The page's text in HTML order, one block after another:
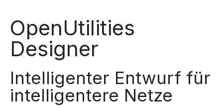
OpenUtilities
Designer
Intelligenter Entwurf für
intelligentere Netze